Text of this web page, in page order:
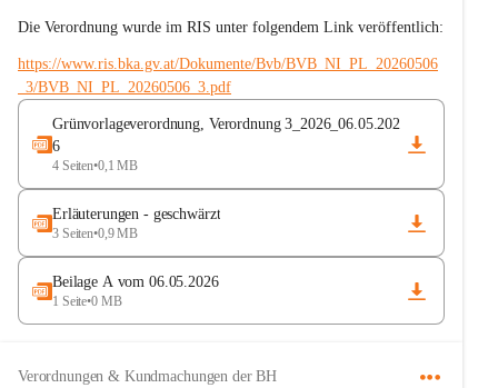
Die Verordnung wurde im RIS unter folgendem Link veröffentlich:
https://www.ris.bka.gv.at/Dokumente/Bvb/BVB_NI_PL_20260506
_3/BVB_NI_PL_20260506_3.pdf
Grünvorlageverordnung, Verordnung 3_2026_06.05.202
6
4 Seiten•0,1 MB
Erläuterungen - geschwärzt
3 Seiten•0,9 MB
Beilage A vom 06.05.2026
1 Seite•0 MB
Verordnungen & Kundmachungen der BH